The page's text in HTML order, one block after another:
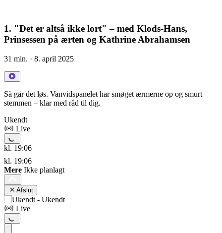
1. "Det er altså ikke lort" – med Klods-Hans,
Prinsessen på ærten og Kathrine Abrahamsen
31 min. · 8. april 2025
Så går det løs. Vanvidspanelet har smøget ærmerne op og smurt
stemmen – klar med råd til dig.
Ukendt
Live
kl. 19:06
kl. 19:06
Mere Ikke planlagt
Afslut
Live